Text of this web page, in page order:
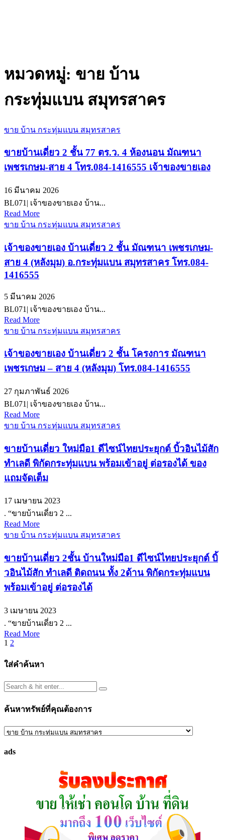
หมวดหมู่: ขาย บ้าน
กระทุ่มแบน สมุทรสาคร
ขาย บ้าน กระทุ่มแบน สมุทรสาคร
ขายบ้านเดี่ยว 2 ชั้น 77 ตร.ว. 4 ห้องนอน มัณฑนา
เพชรเกษม-สาย 4 โทร.084-1416555 เจ้าของขายเอง
16 มีนาคม 2026
BL071| เจ้าของขายเอง บ้าน...
Read More
ขาย บ้าน กระทุ่มแบน สมุทรสาคร
เจ้าของขายเอง บ้านเดี่ยว 2 ชั้น มัณฑนา เพชรเกษม-
สาย 4 (หลังมุม) อ.กระทุ่มแบน สมุทรสาคร โทร.084-
1416555
5 มีนาคม 2026
BL071| เจ้าของขายเอง บ้าน...
Read More
ขาย บ้าน กระทุ่มแบน สมุทรสาคร
เจ้าของขายเอง บ้านเดี่ยว 2 ชั้น โครงการ มัณฑนา
เพชรเกษม – สาย 4 (หลังมุม) โทร.084-1416555
27 กุมภาพันธ์ 2026
BL071| เจ้าของขายเอง บ้าน...
Read More
ขาย บ้าน กระทุ่มแบน สมุทรสาคร
ขายบ้านเดี่ยว ใหม่มือ1 ดีไซน์ไทยประยุกต์ บิ้วอินไม้สัก
ทำเลดี พิกัดกระทุ่มแบน พร้อมเข้าอยู่ ต่อรองได้ ของ
แถมจัดเต็ม
17 เมษายน 2023
. “ขายบ้านเดี่ยว 2 ...
Read More
ขาย บ้าน กระทุ่มแบน สมุทรสาคร
ขายบ้านเดี่ยว 2ชั้น บ้านใหม่มือ1 ดีไซน์ไทยประยุกต์ บิ้
วอินไม้สัก ทำเลดี ติดถนน ทั้ง 2ด้าน พิกัดกระทุ่มแบน
พร้อมเข้าอยู่ ต่อรองได้
3 เมษายน 2023
. “ขายบ้านเดี่ยว 2 ...
Read More
Posts
pagination
1 2
ใส่คำค้นหา
ค้นหาทรัพย์ที่คุณต้องการ
ค้นหา
ที่
ads